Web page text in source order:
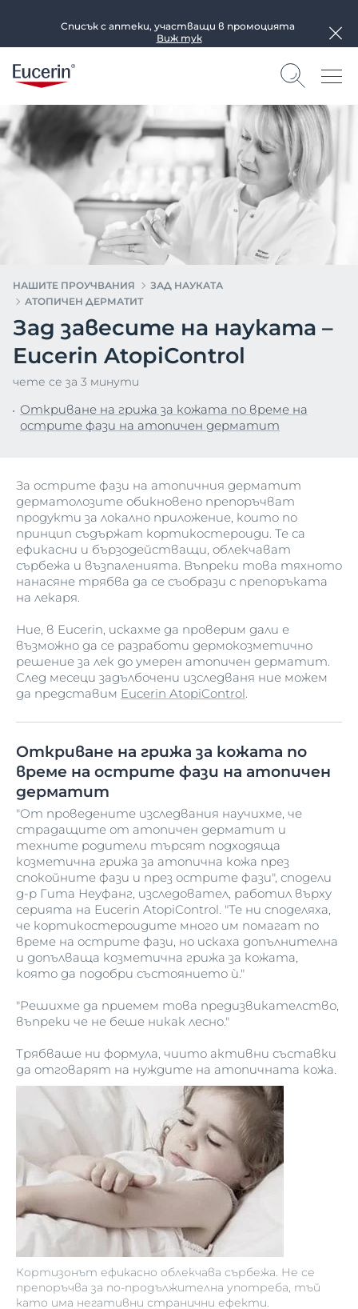
Списък с аптеки, участващи в промоцията
Виж тук
НАШИТЕ ПРОУЧВАНИЯ
ЗАД НАУКАТА
АТОПИЧЕН ДЕРМАТИТ
Зад завесите на науката –
Eucerin AtopiControl
чете се за 3 минути
Откриване на грижа за кожата по време на
острите фази на атопичен дерматит
За острите фази на атопичния дерматит
дерматолозите обикновено препоръчват
продукти за локално приложение, които по
принцип съдържат кортикостероиди. Те са
ефикасни и бързодействащи, облекчават
сърбежа и възпаленията. Въпреки това тяхното
нанасяне трябва да се съобрази с препоръката
на лекаря.
Ние, в Eucerin, искахме да проверим дали е
възможно да се разработи дермокозметично
решение за лек до умерен атопичен дерматит.
След месеци задълбочени изследваня ние можем
да представим Eucerin AtopiControl.
Откриване на грижа за кожата по
време на острите фази на атопичен
дерматит
Кортизонът ефикасно облекчава сърбежа. Не се
препоръчва за по-продължителна употреба, тъй
като има негативни странични ефекти.
"От проведените изследвания научихме, че
страдащите от атопичен дерматит и
техните родители търсят подходяща
козметична грижа за атопична кожа през
спокойните фази и през острите фази", сподели
д-р Гита Неуфанг, изследовател, работил върху
серията на Eucerin AtopiControl. "Те ни споделяха,
че кортикостероидите много им помагат по
време на острите фази, но искаха допълнителна
и допълваща козметична грижа за кожата,
която да подобри състоянието ѝ."
"Решихме да приемем това предизвикателство,
въпреки че не беше никак лесно."
Трябваше ни формула, чиито активни съставки
да отговарят на нуждите на атопичната кожа.